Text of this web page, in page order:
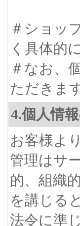
＃ショッ
く具体的
＃なお、
ただきま
4.個人情
お客様よ
管理はサ
的、組織
を講じる
法令に準